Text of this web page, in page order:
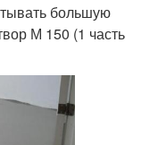
большую
М 150 (1 часть